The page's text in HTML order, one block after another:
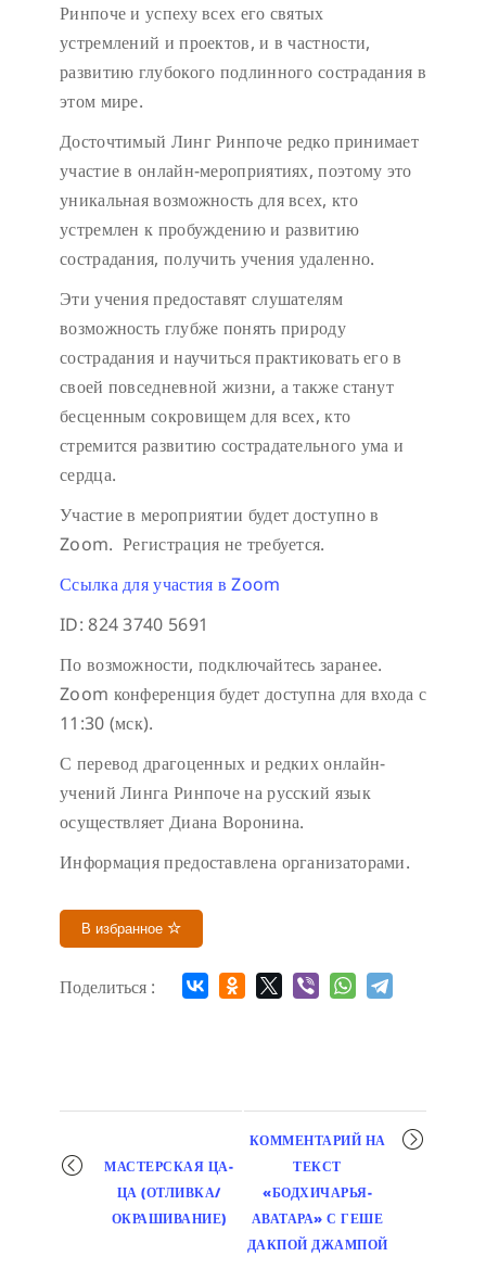
Ринпоче и успеху всех его святых
устремлений и проектов, и в частности,
развитию глубокого подлинного сострадания в
этом мире.
Досточтимый Линг Ринпоче редко принимает
участие в онлайн-мероприятиях, поэтому это
уникальная возможность для всех, кто
устремлен к пробуждению и развитию
сострадания, получить учения удаленно.
Эти учения предоставят слушателям
возможность глубже понять природу
сострадания и научиться практиковать его в
своей повседневной жизни, а также станут
бесценным сокровищем для всех, кто
стремится развитию сострадательного ума и
сердца.
Участие в мероприятии будет доступно в
Zoom. Регистрация не требуется.
Ссылка для участия в Zoom
ID: 824 3740 5691
По возможности, подключайтесь заранее.
Zoom конференция будет доступна для входа с
11:30 (мск).
С перевод драгоценных и редких онлайн-
учений Линга Ринпоче на русский язык
осуществляет Диана Воронина.
Информация предоставлена организаторами.
В избранное
Поделиться :
Мероприятие
навигация
МАСТЕРСКАЯ ЦА-
ЦА (ОТЛИВКА/
ОКРАШИВАНИЕ)
КОММЕНТАРИЙ НА
ТЕКСТ
«БОДХИЧАРЬЯ-
АВАТАРА» С ГЕШЕ
ДАКПОЙ ДЖАМПОЙ